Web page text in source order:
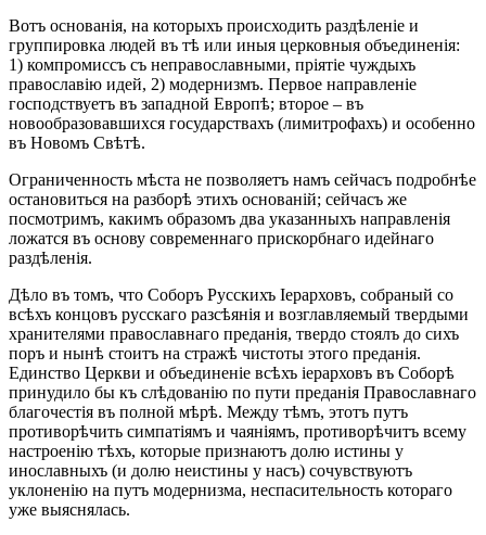
Вотъ основанія, на которыхъ происходить раздѣленіе и
группировка людей въ тѣ или иныя церковныя объединенія:
1) компромиссъ съ неправославными, пріятіе чуждыхъ
православію идей, 2) модернизмъ. Первое направленіе
господствуетъ въ западной Европѣ; второе – въ
новообразовавшихся государствахъ (лимитрофахъ) и особенно
въ Новомъ Свѣтѣ.
Ограниченность мѣста не позволяетъ намъ сейчасъ подробнѣе
остановиться на разборѣ этихъ основаній; сейчасъ же
посмотримъ, какимъ образомъ два указанныхъ направленія
ложатся въ основу современнаго прискорбнаго идейнаго
раздѣленія.
Дѣло въ томъ, что Соборъ Русскихъ Іерарховъ, собраный со
всѣхъ концовъ русскаго разсѣянія и возглавляемый твердыми
хранителями православнаго преданія, твердо стоялъ до сихъ
поръ и нынѣ стоитъ на стражѣ чистоты этого преданія.
Единство Церкви и объединеніе всѣхъ іерарховъ въ Соборѣ
принудило бы къ слѣдованію по пути преданія Православнаго
благочестія въ полной мѣрѣ. Между тѣмъ, этотъ путъ
противорѣчить симпатіямъ и чаяніямъ, противорѣчитъ всему
настроенію тѣхъ, которые признаютъ долю истины у
инославныхъ (и долю неистины у насъ) сочувствуютъ
уклоненію на путъ модернизма, неспасительность котораго
уже выяснялась.